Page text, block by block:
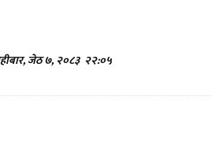
जेठ ७, २०८३ २२:०५